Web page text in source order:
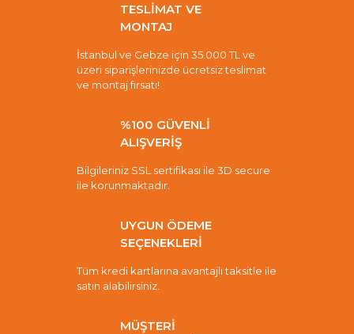
TESLİMAT VE
MONTAJ
İstanbul ve Gebze için 35.000 TL ve
üzeri siparişlerinizde ücretsiz teslimat
ve montaj fırsatı!
%100 GÜVENLİ
ALIŞVERİŞ
Bilgileriniz SSL sertifikası ile 3D secure
ile korunmaktadır.
UYGUN ÖDEME
SEÇENEKLERİ
Tüm kredi kartlarına avantajlı taksitle ile
satın alabilirsiniz.
MÜŞTERİ